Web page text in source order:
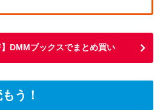
】DMMブックスでまとめ買い
う！